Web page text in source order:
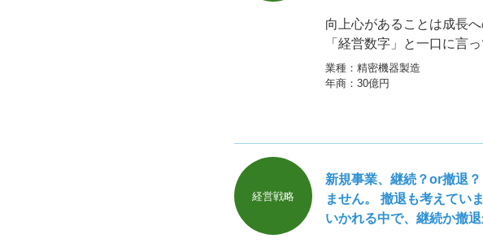
向上心があることは成長
「経営数字」と一口に言
業種： 精密機器製造
年商： 30億円
経営戦略
新規事業、継続？or撤退
ません。 撤退も考えてい
いかれる中で、継続か撤